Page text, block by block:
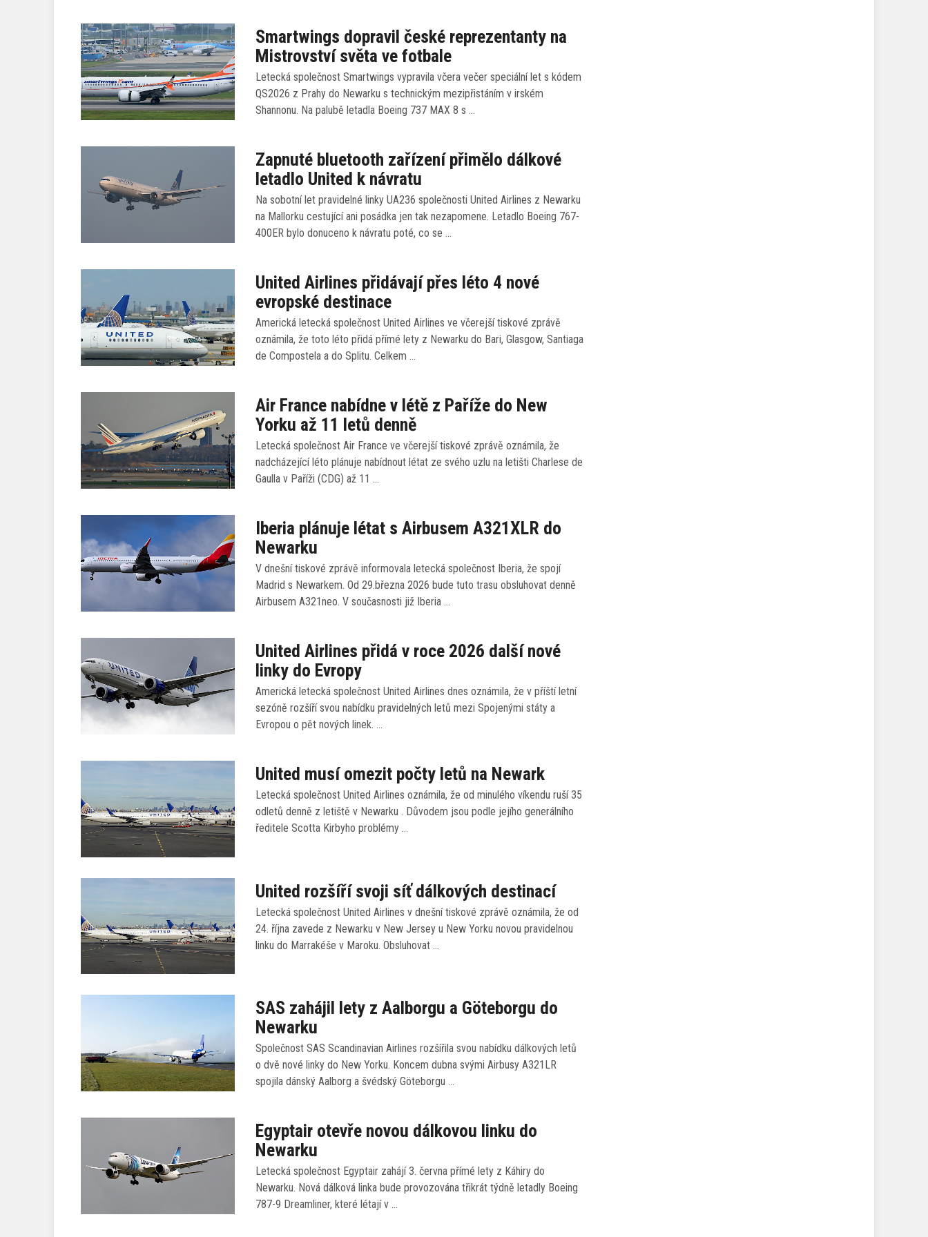
Smartwings dopravil české reprezentanty na
Mistrovství světa ve fotbale
Letecká společnost Smartwings vypravila včera večer speciální let s kódem
QS2026 z Prahy do Newarku s technickým mezipřistáním v irském
Shannonu. Na palubě letadla Boeing 737 MAX 8 s …
Zapnuté bluetooth zařízení přimělo dálkové
letadlo United k návratu
Na sobotní let pravidelné linky UA236 společnosti United Airlines z Newarku
na Mallorku cestující ani posádka jen tak nezapomene. Letadlo Boeing 767-
400ER bylo donuceno k návratu poté, co se …
United Airlines přidávají přes léto 4 nové
evropské destinace
Americká letecká společnost United Airlines ve včerejší tiskové zprávě
oznámila, že toto léto přidá přímé lety z Newarku do Bari, Glasgow, Santiaga
de Compostela a do Splitu. Celkem …
Air France nabídne v létě z Paříže do New
Yorku až 11 letů denně
Letecká společnost Air France ve včerejší tiskové zprávě oznámila, že
nadcházející léto plánuje nabídnout létat ze svého uzlu na letišti Charlese de
Gaulla v Paříži (CDG) až 11 …
Iberia plánuje létat s Airbusem A321XLR do
Newarku
V dnešní tiskové zprávě informovala letecká společnost Iberia, že spojí
Madrid s Newarkem. Od 29.března 2026 bude tuto trasu obsluhovat denně
Airbusem A321neo. V současnosti již Iberia …
United Airlines přidá v roce 2026 další nové
linky do Evropy
Americká letecká společnost United Airlines dnes oznámila, že v příští letní
sezóně rozšíří svou nabídku pravidelných letů mezi Spojenými státy a
Evropou o pět nových linek. …
United musí omezit počty letů na Newark
Letecká společnost United Airlines oznámila, že od minulého víkendu ruší 35
odletů denně z letiště v Newarku . Důvodem jsou podle jejího generálního
ředitele Scotta Kirbyho problémy …
United rozšíří svoji síť dálkových destinací
Letecká společnost United Airlines v dnešní tiskové zprávě oznámila, že od
24. října zavede z Newarku v New Jersey u New Yorku novou pravidelnou
linku do Marrakéše v Maroku. Obsluhovat …
SAS zahájil lety z Aalborgu a Göteborgu do
Newarku
Společnost SAS Scandinavian Airlines rozšířila svou nabídku dálkových letů
o dvě nové linky do New Yorku. Koncem dubna svými Airbusy A321LR
spojila dánský Aalborg a švédský Göteborgu …
Egyptair otevře novou dálkovou linku do
Newarku
Letecká společnost Egyptair zahájí 3. června přímé lety z Káhiry do
Newarku. Nová dálková linka bude provozována třikrát týdně letadly Boeing
787-9 Dreamliner, které létají v …